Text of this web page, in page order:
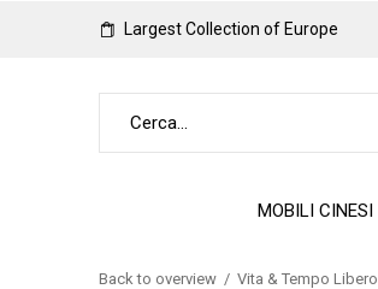
MOBILI CINESI
Largest Collection of Europe
Back to overview Vita & Tempo Libero